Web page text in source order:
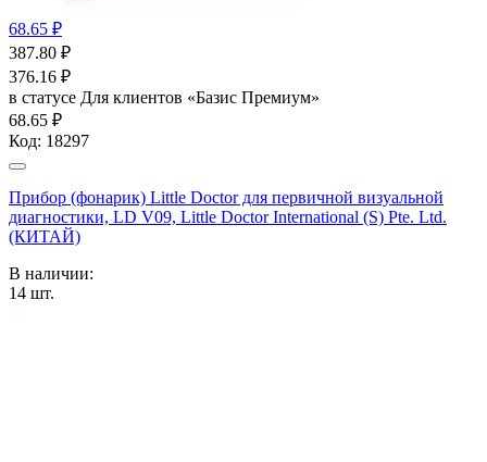
68.65 ₽
387.80 ₽
376.16 ₽
в статусе Для клиентов «Базис Премиум»
68.65 ₽
Код: 18297
Прибор (фонарик) Little Doctor для первичной визуальной
диагностики, LD V09, Little Doctor International (S) Pte. Ltd.
(КИТАЙ)
В наличии:
14 шт.